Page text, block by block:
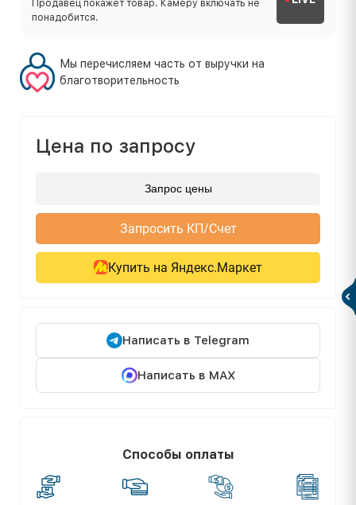
Продавец покажет товар. Камеру включать не
понадобится.
Мы перечисляем часть от выручки на
благотворительность
Цена по запросу
Запрос цены
Запросить КП/Счет
Купить на Яндекс.Маркет
Написать в Telegram
Написать в MAX
Способы оплаты